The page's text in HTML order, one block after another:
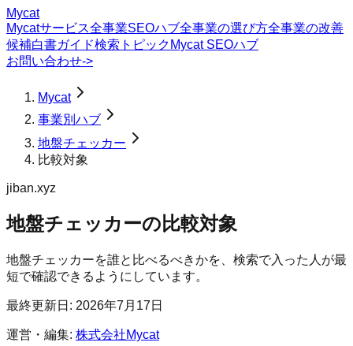
Mycat
Mycatサービス全事業SEOハブ全事業の選び方全事業の改善
候補白書ガイド検索トピック Mycat SEOハブ
お問い合わせ->
Mycat
事業別ハブ
地盤チェッカー
比較対象
jiban.xyz
地盤チェッカーの 比較対象
地盤チェッカーを誰と比べるべきかを、検索で入った人が最
短で確認できるようにしています。
最終更新日: 2026年7月17日
運営・編集: 株式会社Mycat